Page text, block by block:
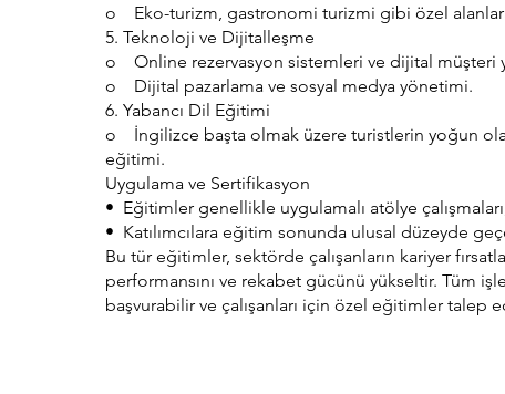
o Eko-turizm, gastronomi turizmi gibi özel
5.⁠ ⁠Teknoloji ve Dijitalleşme
o Online rezervasyon sistemleri ve dijital müşteri
o Dijital pazarlama ve sosyal medya yönetimi.
6.⁠ ⁠Yabancı Dil Eğitimi
o İngilizce başta olmak üzere turistlerin yoğun
eğitimi.
Uygulama ve Sertifikasyon
•⁠ ⁠Eğitimler genellikle uygulamalı atölye
•⁠ ⁠Katılımcılara eğitim sonunda ulusal düzeyde
Bu tür eğitimler, sektörde çalışanların kariyer
performansını ve rekabet gücünü yükseltir. Tüm
başvurabilir ve çalışanları için özel eğitimler talep